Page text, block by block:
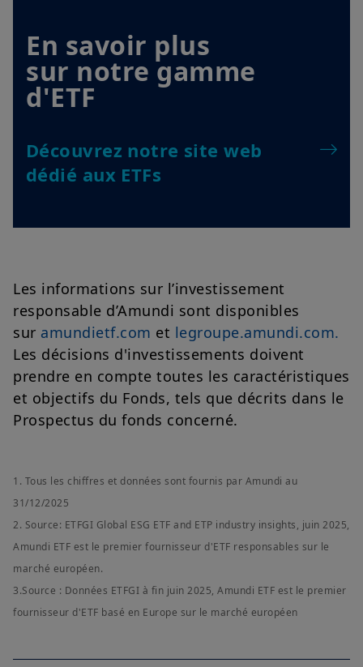
En savoir plus
sur notre gamme
d'ETF
Découvrez notre site web
dédié aux ETFs
Les informations sur l’investissement
responsable d’Amundi sont disponibles
sur amundietf.com et legroupe.amundi.com.
Les décisions d'investissements doivent
prendre en compte toutes les caractéristiques
et objectifs du Fonds, tels que décrits dans le
Prospectus du fonds concerné.
1. Tous les chiffres et données sont fournis par Amundi au
31/12/2025
2. Source: ETFGI Global ESG ETF and ETP industry insights, juin 2025,
Amundi ETF est le premier fournisseur d'ETF responsables sur le
marché européen.
3.Source : Données ETFGI à fin juin 2025, Amundi ETF est le premier
fournisseur d'ETF basé en Europe sur le marché européen